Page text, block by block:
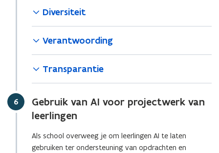
Diversiteit
Verantwoording
Transparantie
Stap
6
Gebruik van AI voor projectwerk van
leerlingen
Als school overweeg je om leerlingen AI te laten
gebruiken ter ondersteuning van opdrachten en